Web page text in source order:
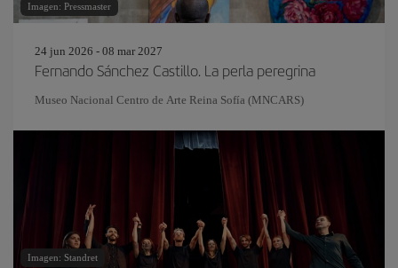
Imagen: Pressmaster
24 jun 2026 - 08 mar 2027
Fernando Sánchez Castillo. La perla peregrina
Museo Nacional Centro de Arte Reina Sofía (MNCARS)
Imagen: Standret